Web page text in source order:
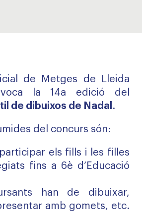
de Metges de Lleida
la 14a edició del
de dibuixos de Nadal .
del concurs són:
els fills i les filles
fins a 6è d’Educació
han de dibuixar,
amb gomets, etc.